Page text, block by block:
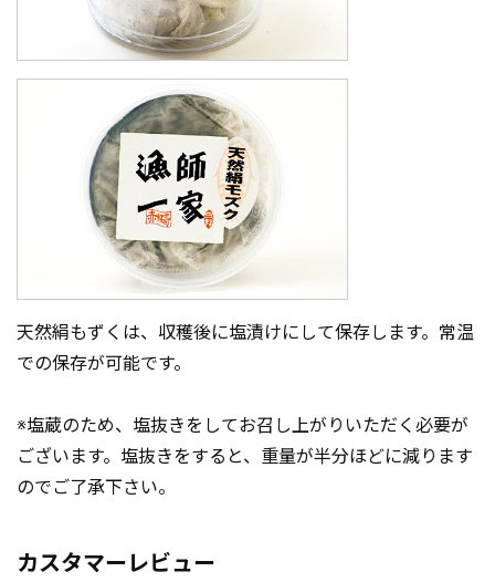
天然絹もずくは、収穫後に塩漬けにして保存します。常温
での保存が可能です。
※塩蔵のため、塩抜きをしてお召し上がりいただく必要が
ございます。塩抜きをすると、重量が半分ほどに減ります
のでご了承下さい。
カスタマーレビュー